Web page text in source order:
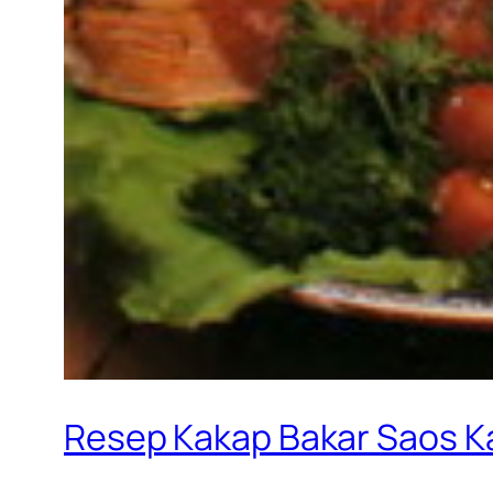
Resep Kakap Bakar Saos